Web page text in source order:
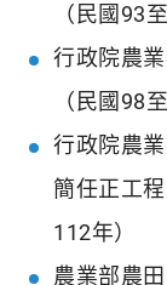
（民國93
行政院農
（民國98
行政院農
簡任正工
112年）
農業部農